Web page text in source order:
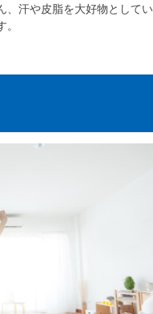
、汗や皮脂を大好物としてい